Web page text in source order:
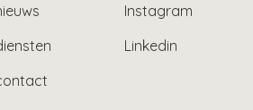
Instagram
Linkedin